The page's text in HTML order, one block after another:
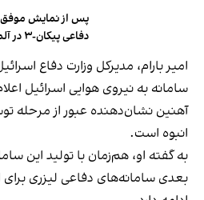
دفاعی پیکان-۳ در آلمان مستقر شد
امیر بارام، مدیرکل وزارت دفاع
سامانه به نیروی هوایی اسرائیل
آهنین نشان‌دهنده عبور از مرحله
انبوه است.
به گفته او، هم‌زمان با تولید این
بعدی سامانه‌های دفاعی لیزری برای